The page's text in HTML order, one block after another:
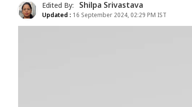
Edited By: Shilpa Srivastava
Updated : 16 September 2024, 02:29 PM IST